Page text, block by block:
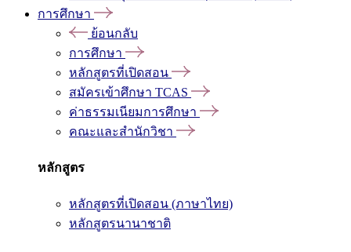
การศึกษา
ย้อนกลับ
การศึกษา
หลักสูตรที่เปิดสอน
สมัครเข้าศึกษา TCAS
ค่าธรรมเนียมการศึกษา
คณะและสำนักวิชา
หลักสูตร
หลักสูตรที่เปิดสอน (ภาษาไทย)
หลักสูตรนานาชาติ